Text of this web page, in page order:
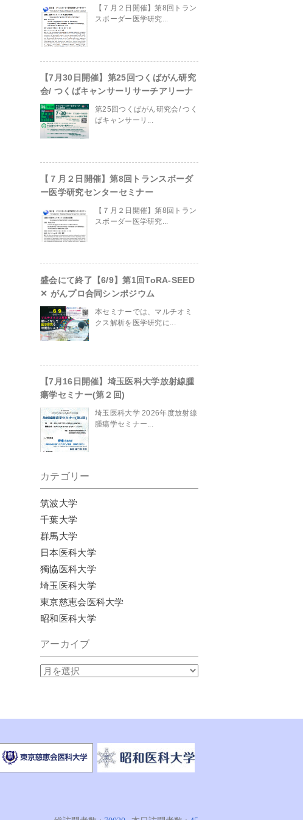
/home/ganpro/kanto-
site/header.phpon line
【７月２日開催】第8回トラン
スボーダー医学研究...
【7月30日開催】第25回つくばがん研究
会/ つくばキャンサーリサーチアリーナ
第25回つくばがん研究会/ つく
ばキャンサーリ...
【７月２日開催】第8回トランスボーダ
ー医学研究センターセミナー
【７月２日開催】第8回トラン
スボーダー医学研究...
盛会にて終了【6/9】第1回ToRA-SEED
✕ がんプロ合同シンポジウム
本セミナーでは、マルチオミ
クス解析を医学研究に...
【7月16日開催】埼玉医科大学放射線腫
瘍学セミナー(第２回)
埼玉医科大学 2026年度放射線
腫瘍学セミナー...
カテゴリー
筑波大学
千葉大学
群馬大学
日本医科大学
獨協医科大学
埼玉医科大学
東京慈恵会医科大学
昭和医科大学
アーカイブ